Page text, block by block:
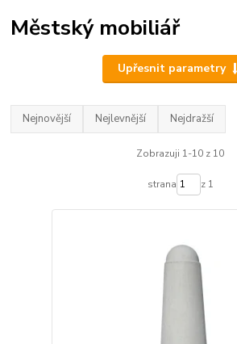
Městský mobiliář
Upřesnit parametry
Nejnovější Nejlevnější Nejdražší
Zobrazuji 1-10 z 10
strana z 1